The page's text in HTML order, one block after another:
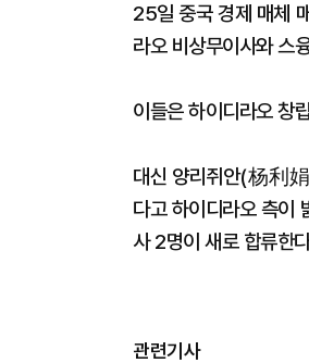
25일 중국 경제 매체
라오 비상무이사와 스
이들은 하이디라오 창
대신 양리쥐안(杨利
다고 하이디라오 측이
사 2명이 새로 합류한
관련기사